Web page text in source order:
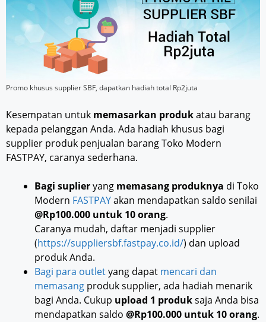
Promo khusus supplier SBF, dapatkan hadiah total Rp2juta
Kesempatan untuk memasarkan produkatau barang
kepada pelanggan Anda. Ada hadiah khusus bagi
supplier produk penjualan barang Toko Modern
FASTPAY, caranya sederhana.
Bagi suplieryang memasang produknya di Toko
Modern FASTPAYakan mendapatkan saldo senilai
@Rp100.000 untuk 10 orang.
Caranya mudah, daftar menjadi supplier
(https://suppliersbf.fastpay.co.id/) dan upload
produk Anda.
Bagi para outletyang dapat mencari dan
memasang produk supplier, ada hadiah menarik
bagi Anda. Cukup upload 1 produksaja Anda bisa
mendapatkan saldo @Rp100.000 untuk 10 orang.